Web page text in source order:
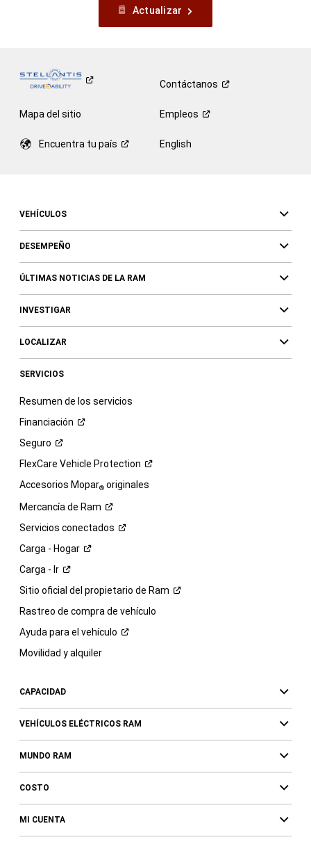
Actualizar
Contáctanos
Mapa del sitio Empleos
Encuentra tu país English
VEHÍCULOS
DESEMPEÑO
ÚLTIMAS NOTICIAS DE LA RAM
INVESTIGAR
LOCALIZAR
SERVICIOS
Resumen de los servicios
Financiación
Seguro
FlexCare Vehicle Protection
Accesorios Mopar®originales
Mercancía de Ram
Servicios conectados
Carga - Hogar
Carga - Ir
Sitio oficial del propietario de Ram
Rastreo de compra de vehículo
Ayuda para el vehículo
Movilidad y alquiler
CAPACIDAD
VEHÍCULOS ELÉCTRICOS RAM
MUNDO RAM
COSTO
MI CUENTA